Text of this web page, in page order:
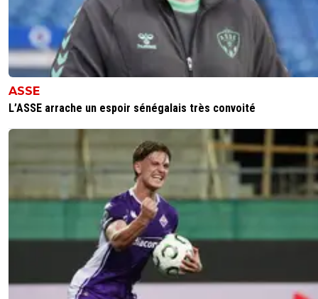
ASSE
L’ASSE arrache un espoir sénégalais très convoité